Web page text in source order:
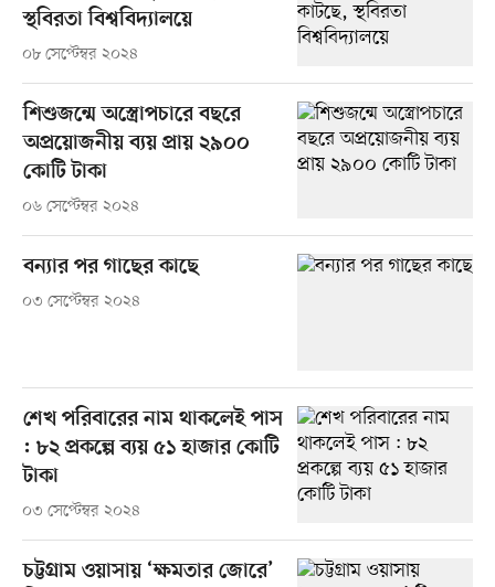
স্থবিরতা বিশ্ববিদ্যালয়ে
০৮ সেপ্টেম্বর ২০২৪
শিশুজন্মে অস্ত্রোপচারে বছরে
অপ্রয়োজনীয় ব্যয় প্রায় ২৯০০
কোটি টাকা
০৬ সেপ্টেম্বর ২০২৪
বন্যার পর গাছের কাছে
০৩ সেপ্টেম্বর ২০২৪
শেখ পরিবারের নাম থাকলেই পাস
: ৮২ প্রকল্পে ব্যয় ৫১ হাজার কোটি
টাকা
০৩ সেপ্টেম্বর ২০২৪
চট্টগ্রাম ওয়াসায় ‘ক্ষমতার জোরে’